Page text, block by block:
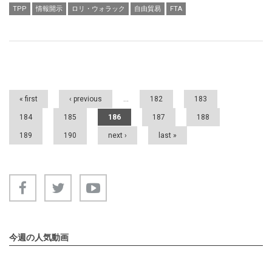
TPP 情報開示 ロリ・ウォラック 自由貿易 FTA
Pages
« first ‹ previous … 182 183
184 185 186 187 188
189 190 next › last »
今週の人気動画